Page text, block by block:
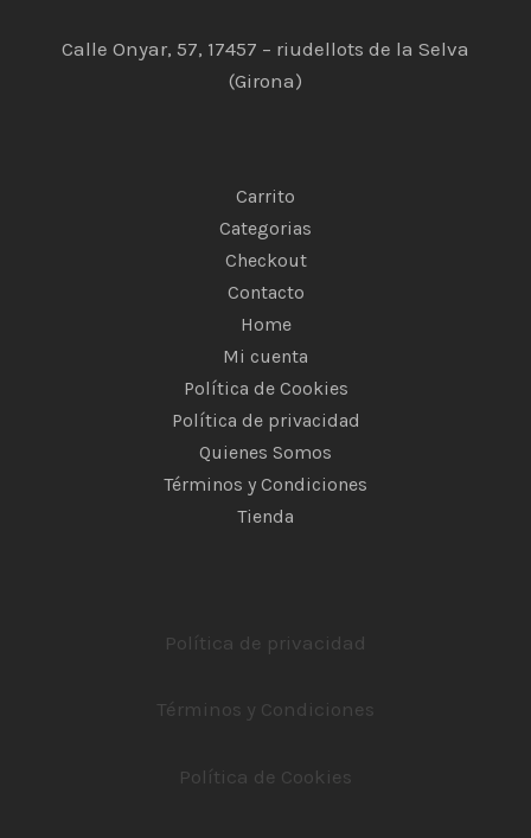
Calle Onyar, 57, 17457 – riudellots de la Selva
(Girona)
Carrito
Categorias
Checkout
Contacto
Home
Mi cuenta
Política de Cookies
Política de privacidad
Quienes Somos
Términos y Condiciones
Tienda
Política de privacidad
Términos y Condiciones
Política de Cookies